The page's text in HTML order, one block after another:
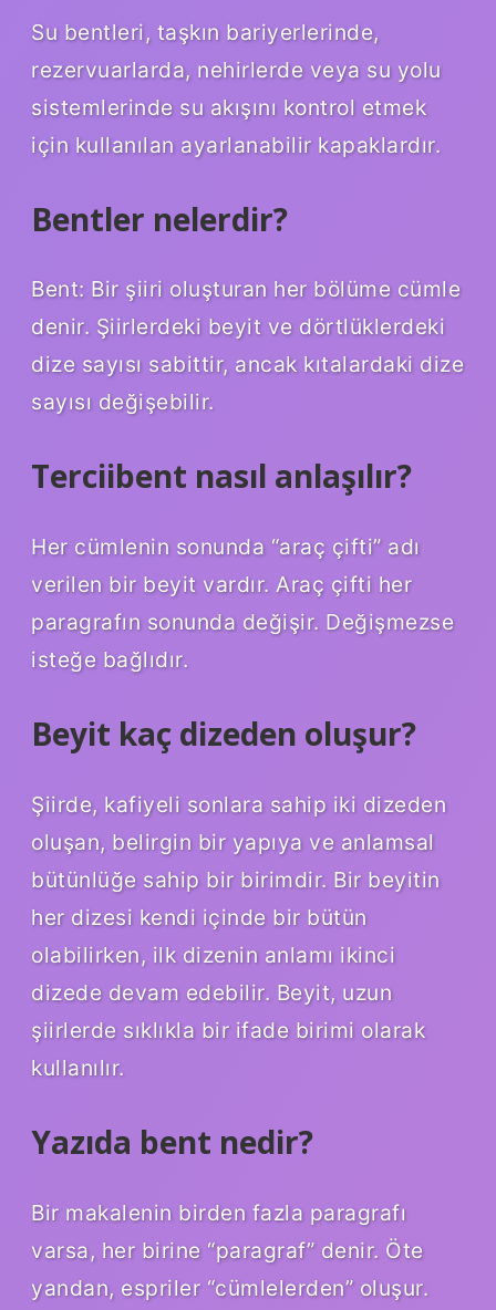
Su bentleri, taşkın bariyerlerinde,
rezervuarlarda, nehirlerde veya su yolu
sistemlerinde su akışını kontrol etmek
için kullanılan ayarlanabilir kapaklardır.
Bentler nelerdir?
Bent: Bir şiiri oluşturan her bölüme cümle
denir. Şiirlerdeki beyit ve dörtlüklerdeki
dize sayısı sabittir, ancak kıtalardaki dize
sayısı değişebilir.
Terciibent nasıl anlaşılır?
Her cümlenin sonunda “araç çifti” adı
verilen bir beyit vardır. Araç çifti her
paragrafın sonunda değişir. Değişmezse
isteğe bağlıdır.
Beyit kaç dizeden oluşur?
Şiirde, kafiyeli sonlara sahip iki dizeden
oluşan, belirgin bir yapıya ve anlamsal
bütünlüğe sahip bir birimdir. Bir beyitin
her dizesi kendi içinde bir bütün
olabilirken, ilk dizenin anlamı ikinci
dizede devam edebilir. Beyit, uzun
şiirlerde sıklıkla bir ifade birimi olarak
kullanılır.
Yazıda bent nedir?
Bir makalenin birden fazla paragrafı
varsa, her birine “paragraf” denir. Öte
yandan, espriler “cümlelerden” oluşur.